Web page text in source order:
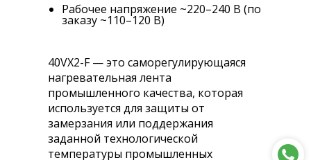
Рабочее напряжение ~220–240 В (по
заказу ~110–120 В)
40VX2-F — это саморегулирующаяся
нагревательная лента
промышленного качества, которая
используется для защиты от
замерзания или поддержания
заданной технологической
температуры промышленных